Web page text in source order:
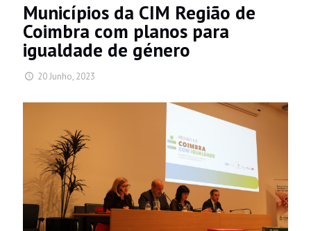
Municípios da CIM Região de
Coimbra com planos para
igualdade de género
20 Junho, 2023